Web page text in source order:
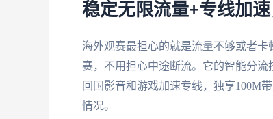
稳定无限流量+专线加
海外观赛最担心的就是流量不够或者卡
赛，不用担心中途断流。它的智能分
回国影音和游戏加速专线，独享100M
情况。